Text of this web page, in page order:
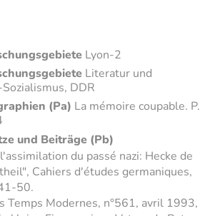
Lyon-2
Literatur und
DDR
(Pa) La mémoire coupable. P.
und Beiträge (Pb)
du passé nazi: Hecke de
Cahiers d'études germaniques,
50.
Temps Modernes, n°561, avril 1993,